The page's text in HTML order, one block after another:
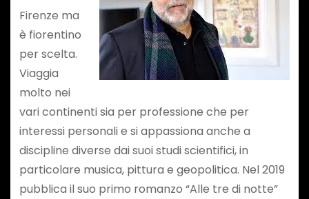
Firenze ma
è fiorentino
per scelta.
Viaggia
molto nei
vari continenti sia per professione che per
interessi personali e si appassiona anche a
discipline diverse dai suoi studi scientifici, in
particolare musica, pittura e geopolitica. Nel 2019
pubblica il suo primo romanzo “Alle tre di notte”